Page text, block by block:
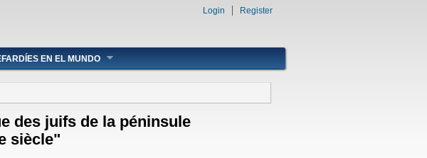
Login Register
EN EL MUNDO
des juifs de la péninsule
siècle"